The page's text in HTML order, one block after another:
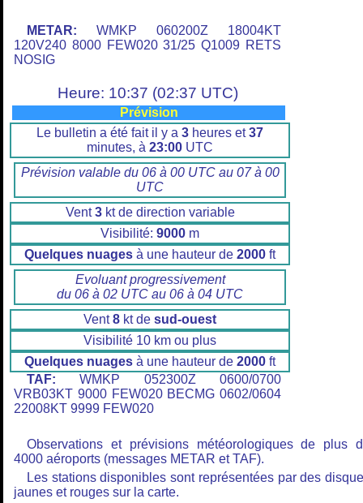
METAR: WMKP 060200Z 18004KT
120V240 8000 FEW020 31/25 Q1009 RETS
NOSIG
Heure: 10:37 (02:37 UTC)
Prévision
Le bulletin a été fait il y a 3 heures et37
minutes, à 23:00 UTC
Prévision valable du 06 à 00 UTC au 07 à 00
UTC
Vent3kt de direction variable
Visibilité: 9000 m
Quelques nuages à une hauteur de 2000 ft
Evoluant progressivement
du 06 à 02 UTC au 06 à 04 UTC
Vent8 kt de sud-ouest
Visibilité 10 km ou plus
Quelques nuages à une hauteur de 2000 ft
TAF: WMKP 052300Z 0600/0700
VRB03KT 9000 FEW020 BECMG 0602/0604
22008KT 9999 FEW020
Observations et prévisions météorologiques de plus
4000 aéroports (messages METAR et TAF).
Les stations disponibles sont représentées par des
jaunes et rouges sur la carte.